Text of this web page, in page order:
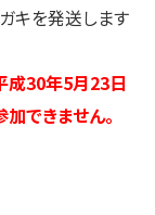
キを発送します
成30年5月23日
できません。